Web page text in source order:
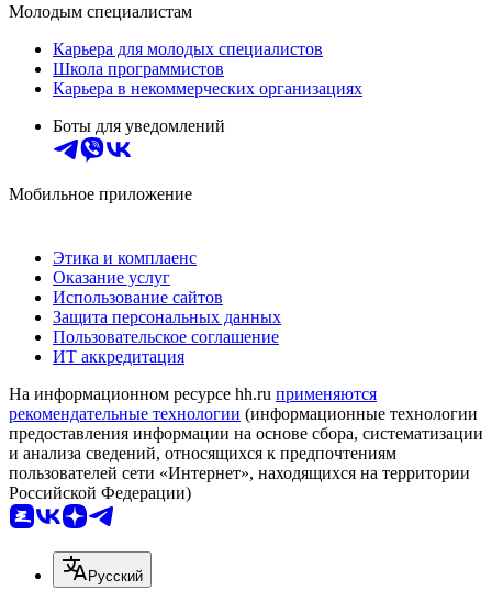
Молодым специалистам
Карьера для молодых специалистов
Школа программистов
Карьера в некоммерческих организациях
Боты для уведомлений
Мобильное приложение
Этика и комплаенс
Оказание услуг
Использование сайтов
Защита персональных данных
Пользовательское соглашение
ИТ аккредитация
На информационном ресурсе hh.ru применяются
рекомендательные технологии (информационные технологии
предоставления информации на основе сбора, систематизации
и анализа сведений, относящихся к предпочтениям
пользователей сети «Интернет», находящихся на территории
Российской Федерации)
Русский